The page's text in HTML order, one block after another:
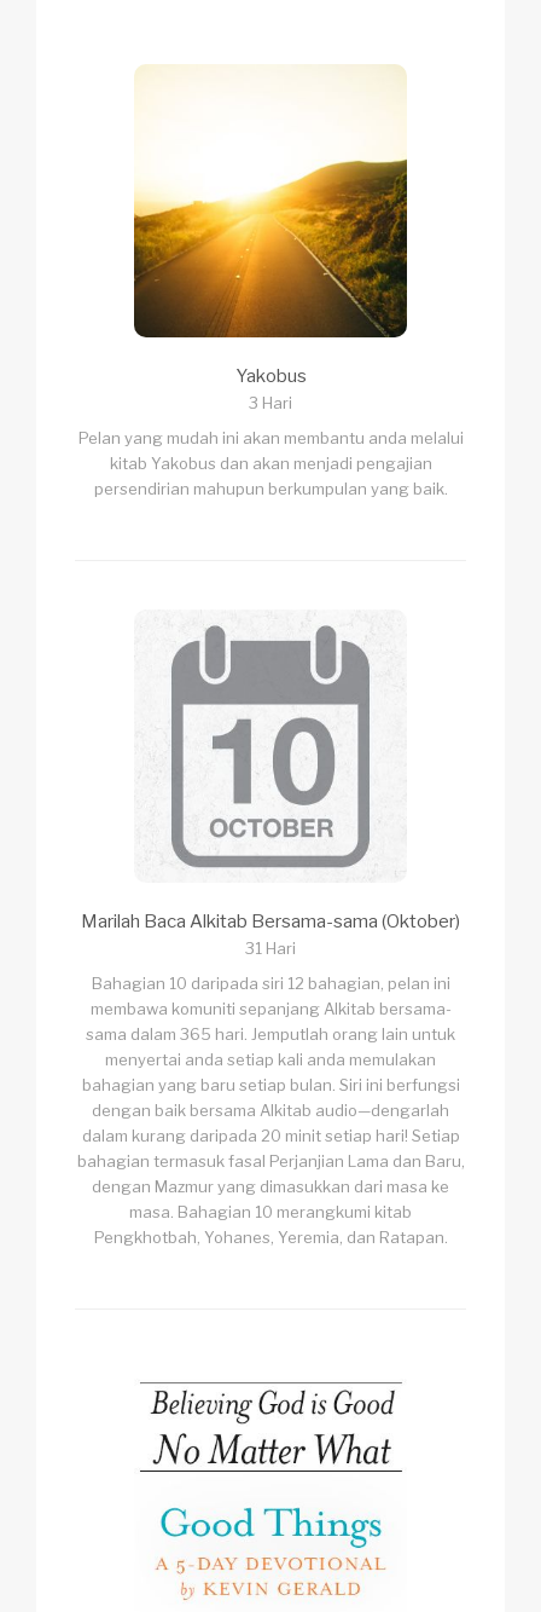
Yakobus
3 Hari
Pelan yang mudah ini akan membantu anda melalui
kitab Yakobus dan akan menjadi pengajian
persendirian mahupun berkumpulan yang baik.
Marilah Baca Alkitab Bersama-sama (Oktober)
31 Hari
Bahagian 10 daripada siri 12 bahagian, pelan ini
membawa komuniti sepanjang Alkitab bersama-
sama dalam 365 hari. Jemputlah orang lain untuk
menyertai anda setiap kali anda memulakan
bahagian yang baru setiap bulan. Siri ini berfungsi
dengan baik bersama Alkitab audio—dengarlah
dalam kurang daripada 20 minit setiap hari! Setiap
bahagian termasuk fasal Perjanjian Lama dan Baru,
dengan Mazmur yang dimasukkan dari masa ke
masa. Bahagian 10 merangkumi kitab
Pengkhotbah, Yohanes, Yeremia, dan Ratapan.